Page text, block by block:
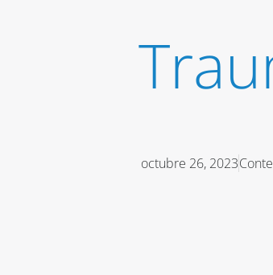
octubre 26, 2023